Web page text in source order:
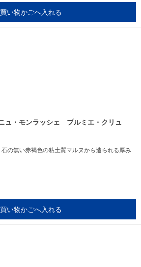
買い物かごへ入れる
ュ・モンラッシェ プルミエ・クリュ
の無い赤褐色の粘土質マルヌから造られる厚み
買い物かごへ入れる